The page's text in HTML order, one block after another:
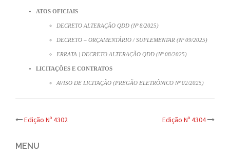
ATOS OFICIAIS
DECRETO ALTERAÇÃO QDD (Nº 8/2025)
DECRETO – ORÇAMENTÁRIO / SUPLEMENTAR (Nº 09/2025)
ERRATA | DECRETO ALTERAÇÃO QDD (Nº 08/2025)
LICITAÇÕES E CONTRATOS
AVISO DE LICITAÇÃO (PREGÃO ELETRÔNICO Nº 02/2025)
Post
navigation
Edição Nº 4302 Edição Nº 4304
MENU